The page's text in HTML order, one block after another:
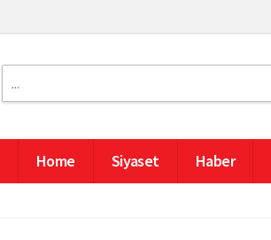
Home Siyaset Haber